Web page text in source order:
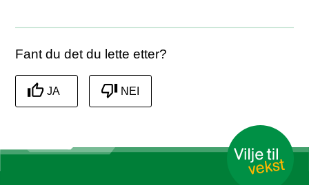
Fant du det du lette etter?
JA NEI